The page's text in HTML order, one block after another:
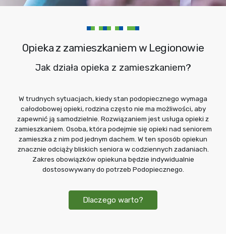
Opieka z zamieszkaniem w Legionowie
Jak działa opieka z zamieszkaniem?
W trudnych sytuacjach, kiedy stan podopiecznego wymaga
całodobowej opieki, rodzina często nie ma możliwości, aby
zapewnić ją samodzielnie. Rozwiązaniem jest usługa opieki z
zamieszkaniem. Osoba, która podejmie się opieki nad seniorem
zamieszka z nim pod jednym dachem. W ten sposób opiekun
znacznie odciąży bliskich seniora w codziennych zadaniach.
Zakres obowiązków opiekuna będzie indywidualnie
dostosowywany do potrzeb Podopiecznego.
Dlaczego warto?